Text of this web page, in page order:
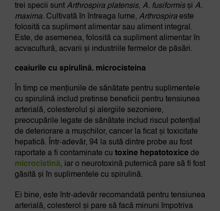
trei specii sunt Arthrospira platensis, A. fusiformisși A.
maxima. Cultivată în întreaga lume, Arthrospira este
folosită ca supliment alimentar sau aliment integral.
Este, de asemenea, folosită ca supliment alimentar în
acvacultură, acvarii și industriile fermelor de păsări.
ceaiurile cu spirulină. microcisteina
În timp ce mențiunile de sănătate pentru suplimentele
cu spirulină includ pretinse beneficii pentru tensiunea
arterială, colesterolul și alergiile sezoniere,
preocupările legate de sănătate includ riscul potențial
de deteriorare a mușchilor, cancer la ficat și toxicitate
hepatică. Într-adevăr, 94 la sută dintre probe au fost
raportate a fi contaminate cu toxine hepatotoxice de
microcistină, iar o neurotoxină puternică pare să fi fost
găsită și în suplimentele cu spirulină.
Ei bine, este într-adevăr recomandată pentru tensiunea
arterială, colesterol și pare să facă minuni împotriva